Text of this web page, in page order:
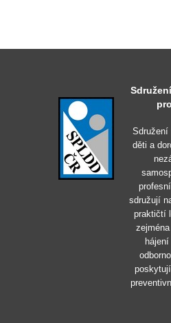
Sdružení
děti a
sdružují
praktičtí